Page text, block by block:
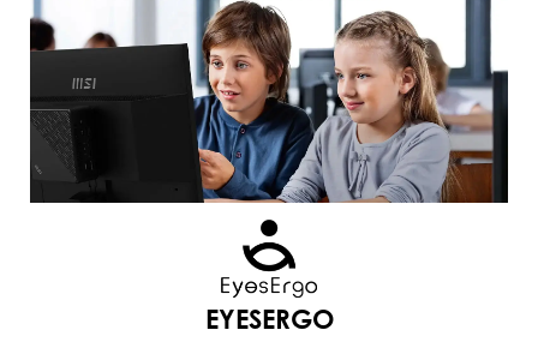
EYESERGO